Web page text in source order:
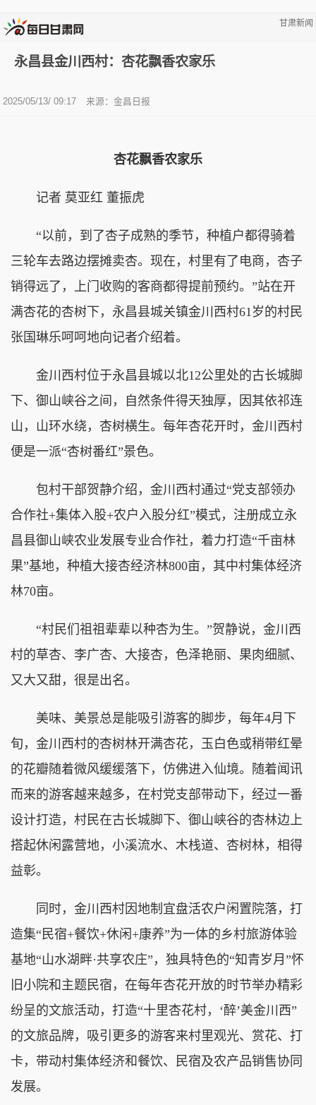
甘肃新闻
永昌县金川西村：杏花飘香农家乐
2025/05/13/ 09:17 来源：金昌日报
杏花飘香农家乐
记者 莫亚红 董振虎
“以前，到了杏子成熟的季节，种植户都得骑着
三轮车去路边摆摊卖杏。现在，村里有了电商，杏子
销得远了，上门收购的客商都得提前预约。”站在开
满杏花的杏树下，永昌县城关镇金川西村61岁的村民
张国琳乐呵呵地向记者介绍着。
金川西村位于永昌县城以北12公里处的古长城脚
下、御山峡谷之间，自然条件得天独厚，因其依祁连
山，山环水绕，杏树横生。每年杏花开时，金川西村
便是一派“杏树番红”景色。
包村干部贺静介绍，金川西村通过“党支部领办
合作社+集体入股+农户入股分红”模式，注册成立永
昌县御山峡农业发展专业合作社，着力打造“千亩林
果”基地，种植大接杏经济林800亩，其中村集体经济
林70亩。
“村民们祖祖辈辈以种杏为生。”贺静说，金川西
村的草杏、李广杏、大接杏，色泽艳丽、果肉细腻、
又大又甜，很是出名。
美味、美景总是能吸引游客的脚步，每年4月下
旬，金川西村的杏树林开满杏花，玉白色或稍带红晕
的花瓣随着微风缓缓落下，仿佛进入仙境。随着闻讯
而来的游客越来越多，在村党支部带动下，经过一番
设计打造，村民在古长城脚下、御山峡谷的杏林边上
搭起休闲露营地，小溪流水、木栈道、杏树林，相得
益彰。
同时，金川西村因地制宜盘活农户闲置院落，打
造集“民宿+餐饮+休闲+康养”为一体的乡村旅游体验
基地“山水湖畔·共享农庄”，独具特色的“知青岁月”怀
旧小院和主题民宿，在每年杏花开放的时节举办精彩
纷呈的文旅活动，打造“十里杏花村，‘醉’美金川西”
的文旅品牌，吸引更多的游客来村里观光、赏花、打
卡，带动村集体经济和餐饮、民宿及农产品销售协同
发展。